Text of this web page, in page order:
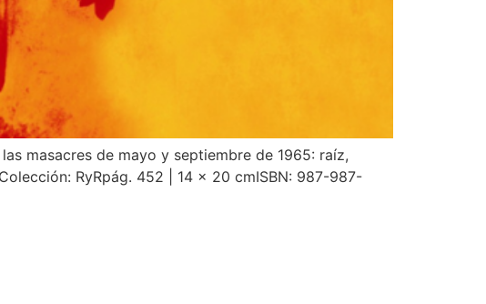
masacres de mayo y septiembre de 1965: raíz,
RyRpág. 452 | 14 x 20 cmISBN: 987-987-